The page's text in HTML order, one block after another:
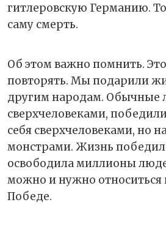
гитлеровскую Германию.
саму смерть.
Об этом важно помнить.
повторять. Мы подарили
другим народам. Обычные
сверхчеловеками,
себя сверхчеловеками, но
монстрами. Жизнь
освободила миллионы
можно и нужно относиться
Победе.